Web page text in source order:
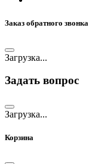
Заказ обратного звонка
Загрузка...
Задать вопрос
Загрузка...
Корзина